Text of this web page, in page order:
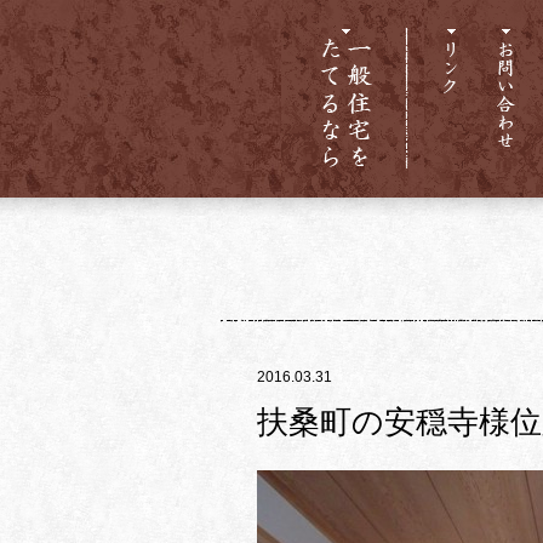
2016.03.31
扶桑町の安穏寺様